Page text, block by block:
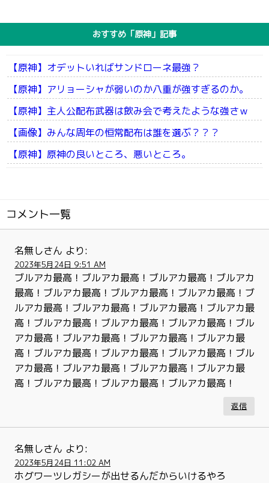
おすすめ「原神」記事
【原神】オデットいればサンドローネ最強？
【原神】アリョーシャが弱いのか八重が強すぎるのか。
【原神】主人公配布武器は飲み会で考えたような強さｗ
【画像】みんな周年の恒常配布は誰を選ぶ？？？
【原神】原神の良いところ、悪いところ。
コメント一覧
名無しさん より:
2023年5月24日 9:51 AM
ブルアカ最高！ブルアカ最高！ブルアカ最高！ブルアカ
最高！ブルアカ最高！ブルアカ最高！ブルアカ最高！ブ
ルアカ最高！ブルアカ最高！ブルアカ最高！ブルアカ最
高！ブルアカ最高！ブルアカ最高！ブルアカ最高！ブル
アカ最高！ブルアカ最高！ブルアカ最高！ブルアカ最
高！ブルアカ最高！ブルアカ最高！ブルアカ最高！ブル
アカ最高！ブルアカ最高！ブルアカ最高！ブルアカ最
高！ブルアカ最高！ブルアカ最高！ブルアカ最高！
返信
名無しさん より:
2023年5月24日 11:02 AM
ホグワーツレガシーが出せるんだからいけるやろ